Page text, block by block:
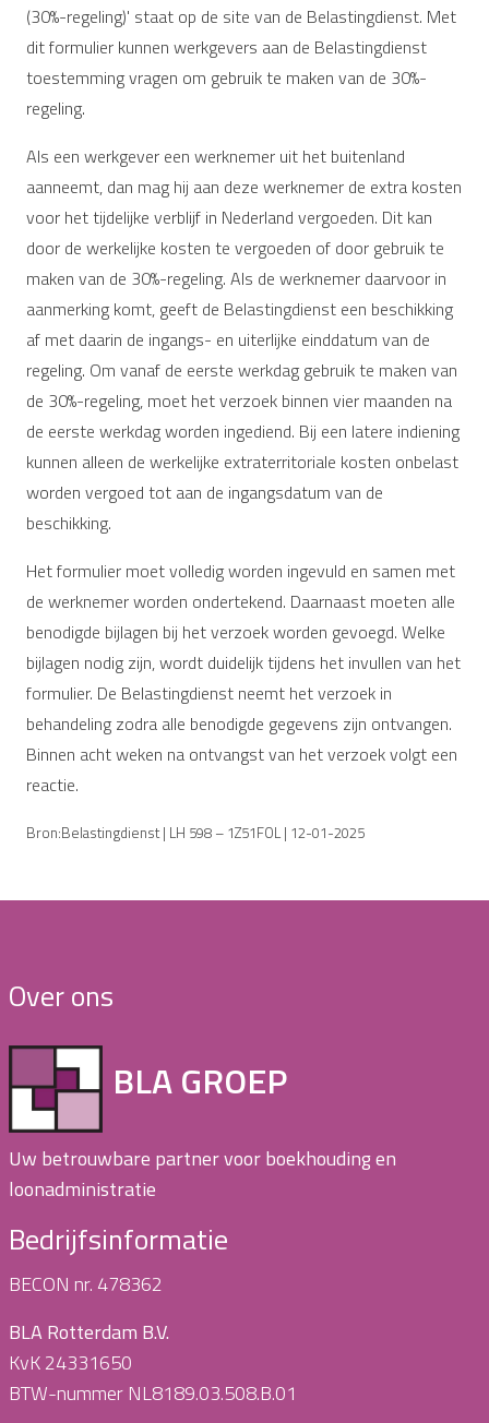
(30%-regeling)' staat op de site van de Belastingdienst. Met
dit formulier kunnen werkgevers aan de Belastingdienst
toestemming vragen om gebruik te maken van de 30%-
regeling.
Als een werkgever een werknemer uit het buitenland
aanneemt, dan mag hij aan deze werknemer de extra kosten
voor het tijdelijke verblijf in Nederland vergoeden. Dit kan
door de werkelijke kosten te vergoeden of door gebruik te
maken van de 30%-regeling. Als de werknemer daarvoor in
aanmerking komt, geeft de Belastingdienst een beschikking
af met daarin de ingangs- en uiterlijke einddatum van de
regeling. Om vanaf de eerste werkdag gebruik te maken van
de 30%-regeling, moet het verzoek binnen vier maanden na
de eerste werkdag worden ingediend. Bij een latere indiening
kunnen alleen de werkelijke extraterritoriale kosten onbelast
worden vergoed tot aan de ingangsdatum van de
beschikking.
Het formulier moet volledig worden ingevuld en samen met
de werknemer worden ondertekend. Daarnaast moeten alle
benodigde bijlagen bij het verzoek worden gevoegd. Welke
bijlagen nodig zijn, wordt duidelijk tijdens het invullen van het
formulier. De Belastingdienst neemt het verzoek in
behandeling zodra alle benodigde gegevens zijn ontvangen.
Binnen acht weken na ontvangst van het verzoek volgt een
reactie.
Bron:Belastingdienst | LH 598 – 1Z51FOL | 12-01-2025
Over ons
BLA GROEP
Uw betrouwbare partner voor boekhouding en
loonadministratie
Bedrijfsinformatie
BECON nr. 478362
BLA Rotterdam B.V.
KvK 24331650
BTW-nummer NL8189.03.508.B.01